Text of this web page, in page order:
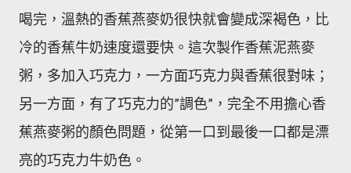
喝完，溫熱的香蕉燕麥奶很快就會變成深褐色，比
冷的香蕉牛奶速度還要快。這次製作香蕉泥燕麥
粥，多加入巧克力，一方面巧克力與香蕉很對味；
另一方面，有了巧克力的”調色”，完全不用擔心香
蕉燕麥粥的顏色問題，從第一口到最後一口都是漂
亮的巧克力牛奶色。